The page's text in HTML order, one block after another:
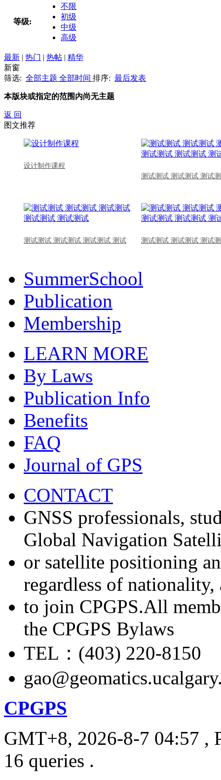
等级:
不限
初级
中级
高级
最新 | 热门 | 热帖 | 精华
新窗
筛选: 全部主题 全部时间 排序: 最后发表
本版块或指定的范围内尚无主题
返 回
图文推荐
设计制作课程
测试测试 测试测试 测试
测试测试 测试测试 测试测试 测试 测试测试 测试测试 测试
SummerSchool
Publication
Membership
LEARN MORE
By Laws
Publication Info
Benefits
FAQ
Journal of GPS
CONTACT
GNSS professionals,
Global Navigation
or satellite positioning
regardless of nationality,
to join CPGPS.All
the CPGPS Bylaws
TEL：(403) 220-8150
CPGPS
GMT+8, 2026-8-7 04:57 ,
16 queries .